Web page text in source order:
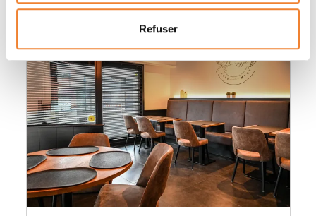
Refuser
intéresser